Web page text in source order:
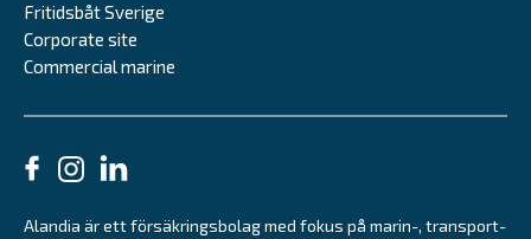
Fritidsbåt Sverige
Corporate site
Commercial marine
Alandia är ett försäkringsbolag med fokus på marin-, transport-